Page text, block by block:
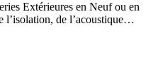
Extérieures en Neuf ou en
de l’acoustique…